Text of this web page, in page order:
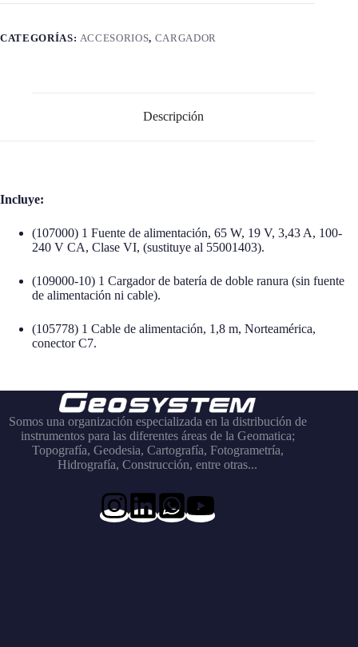
DOBLE
FUENTE
ALIMENTACIÓN
CATEGORÍAS: ACCESORIOS, CARGADOR
Descripción
Incluye:
(107000) 1 Fuente de alimentación, 65 W, 19 V, 3,43 A, 100-
240 V CA, Clase VI, (sustituye al 55001403).
(109000-10) 1 Cargador de batería de doble ranura (sin fuente
de alimentación ni cable).
(105778) 1 Cable de alimentación, 1,8 m, Norteamérica,
conector C7.
Somos una organización especializada en la distribución de
instrumentos para las diferentes áreas de la Geomatica;
Topografía, Geodesia, Cartografía, Fotogrametría,
Hidrografía, Construcción, entre otras...